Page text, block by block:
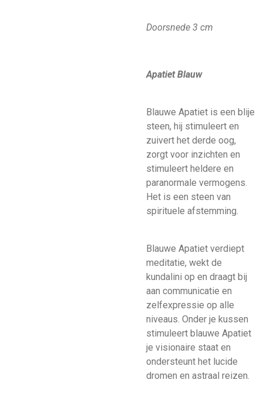
Doorsnede 3 cm
Apatiet Blauw
Blauwe Apatiet is een blije
steen, hij stimuleert en
zuivert het derde oog,
zorgt voor inzichten en
stimuleert heldere en
paranormale vermogens.
Het is een steen van
spirituele afstemming.
Blauwe Apatiet verdiept
meditatie, wekt de
kundalini op en draagt bij
aan communicatie en
zelfexpressie op alle
niveaus. Onder je kussen
stimuleert blauwe Apatiet
je visionaire staat en
ondersteunt het lucide
dromen en astraal reizen.